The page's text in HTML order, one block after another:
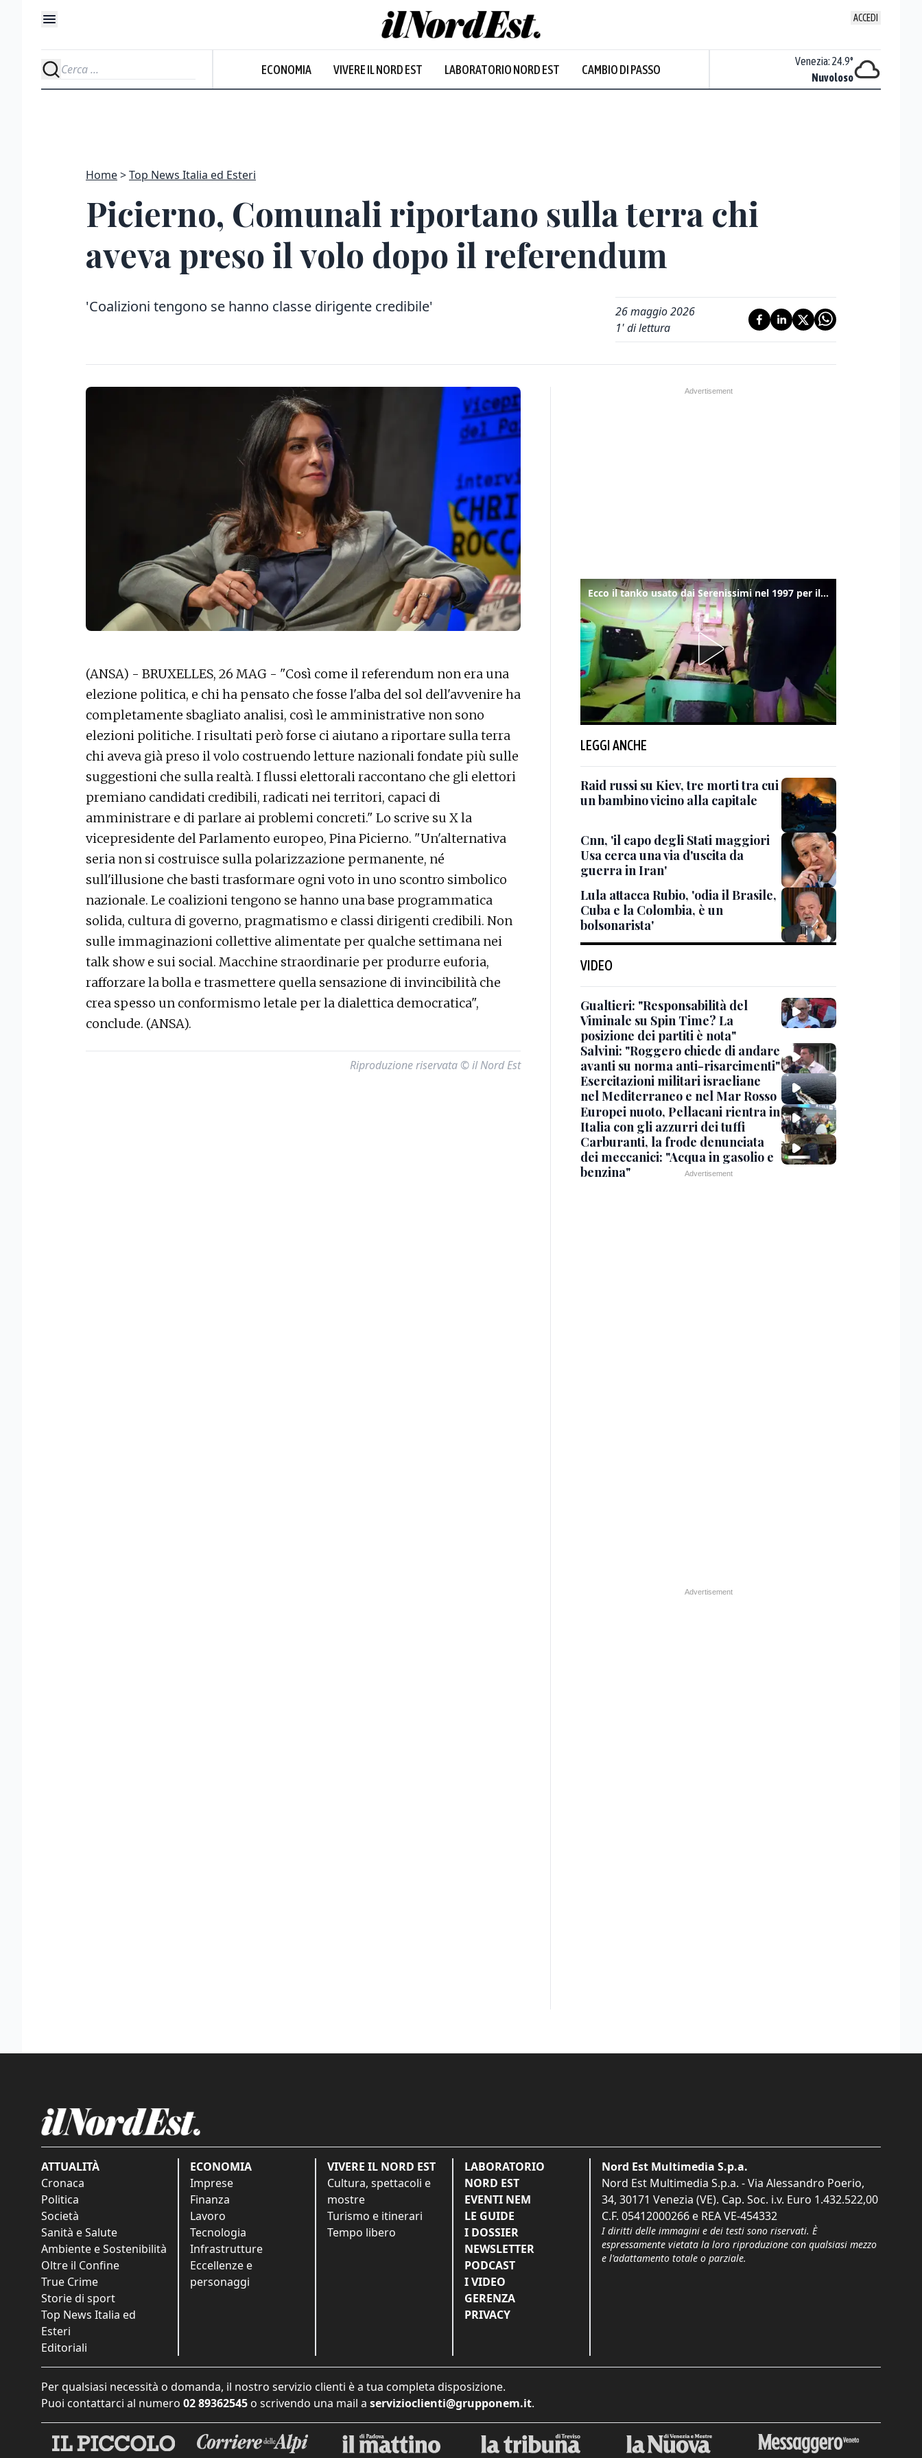
ACCEDI
ECONOMIA VIVERE IL NORD EST LABORATORIO NORD EST CAMBIO DI PASSO
Nuvoloso
Venezia: 24.9°
Nuvoloso
Home Top News Italia ed Esteri
Picierno, Comunali riportano sulla terra chi
aveva preso il volo dopo il referendum
'Coalizioni tengono se hanno classe dirigente credibile'
26 maggio 2026
1' di lettura
(ANSA) - BRUXELLES, 26 MAG - "Così come il referendum non era una
elezione politica, e chi ha pensato che fosse l'alba del sol dell'avvenire ha
completamente sbagliato analisi, così le amministrative non sono
elezioni politiche. I risultati però forse ci aiutano a riportare sulla terra
chi aveva già preso il volo costruendo letture nazionali fondate più sulle
suggestioni che sulla realtà. I flussi elettorali raccontano che gli elettori
premiano candidati credibili, radicati nei territori, capaci di
amministrare e di parlare ai problemi concreti." Lo scrive su X la
vicepresidente del Parlamento europeo, Pina Picierno. "Un'alternativa
seria non si costruisce sulla polarizzazione permanente, né
sull'illusione che basti trasformare ogni voto in uno scontro simbolico
nazionale. Le coalizioni tengono se hanno una base programmatica
solida, cultura di governo, pragmatismo e classi dirigenti credibili. Non
sulle immaginazioni collettive alimentate per qualche settimana nei
talk show e sui social. Macchine straordinarie per produrre euforia,
rafforzare la bolla e trasmettere quella sensazione di invincibilità che
crea spesso un conformismo letale per la dialettica democratica",
conclude. (ANSA).
Riproduzione riservata © il Nord Est
Ecco il tanko usato dai Serenissimi nel 1997 per il blitz a San Marco
LEGGI ANCHE
Raid russi su Kiev, tre morti tra cui
un bambino vicino alla capitale
Cnn, 'il capo degli Stati maggiori
Usa cerca una via d'uscita da
guerra in Iran'
Lula attacca Rubio, 'odia il Brasile,
Cuba e la Colombia, è un
bolsonarista'
VIDEO
Gualtieri: "Responsabilità del
Viminale su Spin Time? La
posizione dei partiti è nota"
Salvini: "Roggero chiede di andare
avanti su norma anti-risarcimenti"
Esercitazioni militari israeliane
nel Mediterraneo e nel Mar Rosso
Europei nuoto, Pellacani rientra in
Italia con gli azzurri dei tuffi
Carburanti, la frode denunciata
dei meccanici: "Acqua in gasolio e
benzina"
ATTUALITÀ
Cronaca
Politica
Società
Sanità e Salute
Ambiente e Sostenibilità
Oltre il Confine
True Crime
Storie di sport
Top News Italia ed
Esteri
Editoriali
ECONOMIA
Imprese
Finanza
Lavoro
Tecnologia
Infrastrutture
Eccellenze e
personaggi
VIVERE IL NORD EST
Cultura, spettacoli e
mostre
Turismo e itinerari
Tempo libero
LABORATORIO
NORD EST
EVENTI NEM
LE GUIDE
I DOSSIER
NEWSLETTER
PODCAST
I VIDEO
GERENZA
PRIVACY
Nord Est Multimedia S.p.a.
Nord Est Multimedia S.p.a. - Via Alessandro Poerio,
34, 30171 Venezia (VE). Cap. Soc. i.v. Euro 1.432.522,00
C.F. 05412000266 e REA VE-454332
I diritti delle immagini e dei testi sono riservati. È
espressamente vietata la loro riproduzione con qualsiasi mezzo
e l'adattamento totale o parziale.
Per qualsiasi necessità o domanda, il nostro servizio clienti è a tua completa disposizione.
Puoi contattarci al numero 02 89362545 o scrivendo una mail a servizioclienti@grupponem.it.